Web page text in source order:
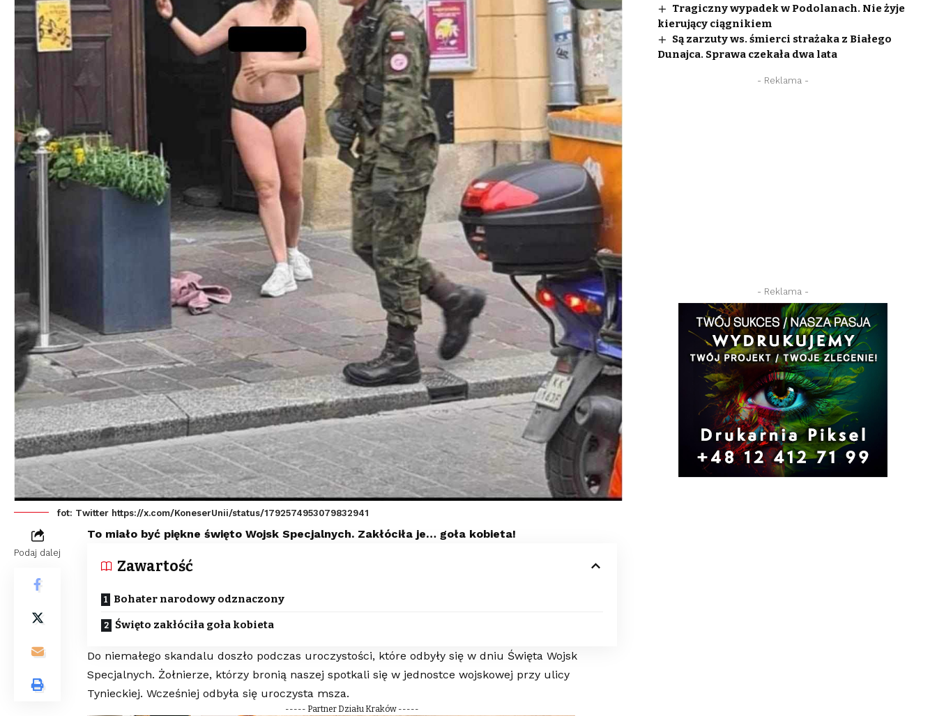
fot: Twitter https://x.com/KoneserUnii/status/1792574953079832941
Podaj dalej
To miało być piękne święto Wojsk Specjalnych. Zakłóciła je… goła kobieta!
Zawartość
Bohater narodowy odznaczony
Święto zakłóciła goła kobieta
Do niemałego skandalu doszło podczas uroczystości, które odbyły się w dniu Święta Wojsk
Specjalnych. Żołnierze, którzy bronią naszej spotkali się w jednostce wojskowej przy ulicy
Tynieckiej. Wcześniej odbyła się uroczysta msza.
----- Partner Działu Kraków -----
Tragiczny wypadek w Podolanach. Nie żyje
kierujący ciągnikiem
Są zarzuty ws. śmierci strażaka z Białego
Dunajca. Sprawa czekała dwa lata
- Reklama -
- Reklama -